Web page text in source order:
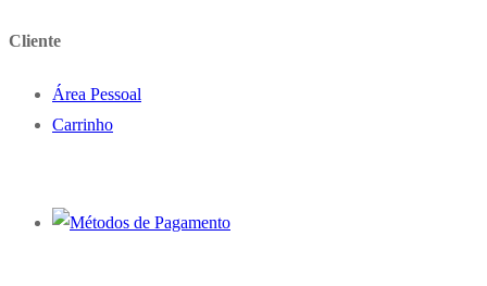
Cliente
Área Pessoal
Carrinho